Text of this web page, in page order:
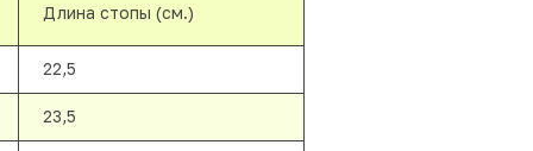
Длина стопы (см.)
22,5
23,5